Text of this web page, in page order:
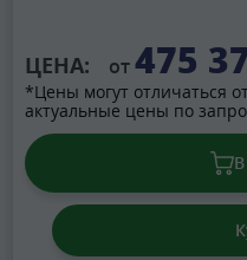
ЦЕНА: от475
*Цены могут отличаться
актуальные цены по